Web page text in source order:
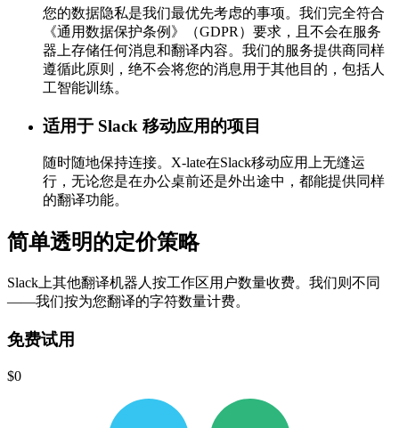
您的数据隐私是我们最优先考虑的事项。我们完全符合
《通用数据保护条例》（GDPR）要求，且不会在服务
器上存储任何消息和翻译内容。我们的服务提供商同样
遵循此原则，绝不会将您的消息用于其他目的，包括人
工智能训练。
适用于 Slack 移动应用的项目
随时随地保持连接。X-late在Slack移动应用上无缝运
行，无论您是在办公桌前还是外出途中，都能提供同样
的翻译功能。
简单透明的定价策略
Slack上其他翻译机器人按工作区用户数量收费。 我们则不同
——我们按为您翻译的字符数量计费。
免费试用
$0